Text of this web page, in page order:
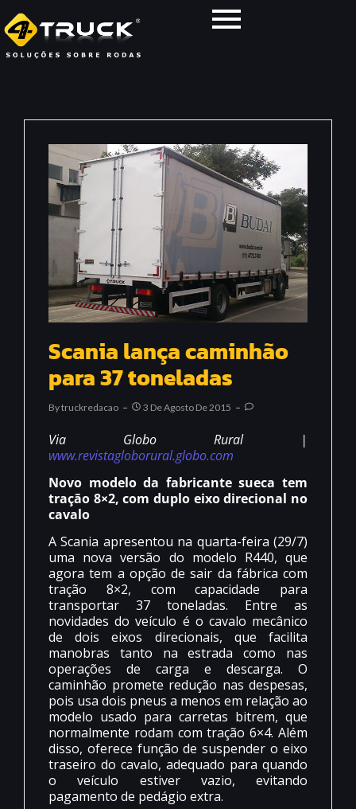
Scania lança caminhão
para 37 toneladas
ByTruckredacao 3 De Agosto De 2015
Via Globo Rural |
www.revistagloborural.globo.com
Novo modelo da fabricante sueca tem
tração 8×2, com duplo eixo direcional no
cavalo
A Scania apresentou na quarta-feira (29/7)
uma nova versão do modelo R440, que
agora tem a opção de sair da fábrica com
tração 8×2, com capacidade para
transportar 37 toneladas. Entre as
novidades do veículo é o cavalo mecânico
de dois eixos direcionais, que facilita
manobras tanto na estrada como nas
operações de carga e descarga. O
caminhão promete redução nas despesas,
pois usa dois pneus a menos em relação ao
modelo usado para carretas bitrem, que
normalmente rodam com tração 6×4. Além
disso, oferece função de suspender o eixo
traseiro do cavalo, adequado para quando
o veículo estiver vazio, evitando
pagamento de pedágio extra.